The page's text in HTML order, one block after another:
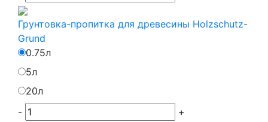
Грунтовка-пропитка для древесины Holzschutz-
Grund
0.75л
5л
20л
-
+